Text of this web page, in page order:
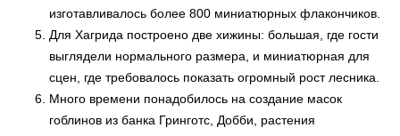
изготавливалось более 800 миниатюрных флакончиков.
Для Хагрида построено две хижины: большая, где гости
выглядели нормального размера, и миниатюрная для
сцен, где требовалось показать огромный рост лесника.
Много времени понадобилось на создание масок
гоблинов из банка Гринготс, Добби, растения